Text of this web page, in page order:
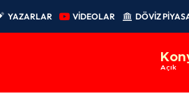
YAZARLAR VİDEOLAR DÖVİZ
Açık